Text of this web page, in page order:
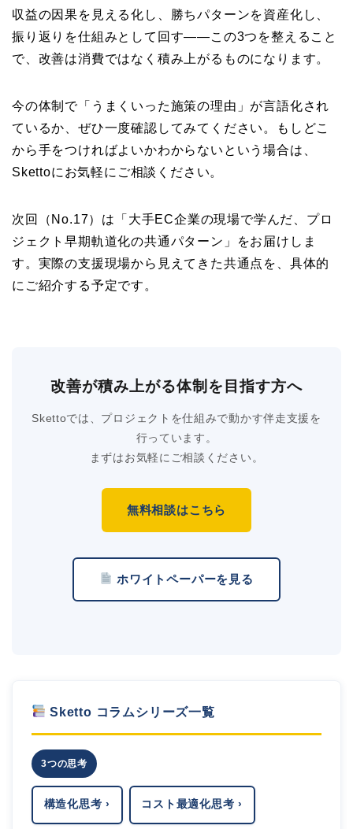
収益の因果を見える化し、勝ちパターンを資産化し、
振り返りを仕組みとして回す――この3つを整えること
で、改善は消費ではなく積み上がるものになります。
今の体制で「うまくいった施策の理由」が言語化され
ているか、ぜひ一度確認してみてください。もしどこ
から手をつければよいかわからないという場合は、
Skettoにお気軽にご相談ください。
次回（No.17）は「大手EC企業の現場で学んだ、プロ
ジェクト早期軌道化の共通パターン」をお届けしま
す。実際の支援現場から見えてきた共通点を、具体的
にご紹介する予定です。
改善が積み上がる体制を目指す方へ
Skettoでは、プロジェクトを仕組みで動かす伴走支援を
行っています。
まずはお気軽にご相談ください。
無料相談はこちら
ホワイトペーパーを見る
Sketto コラムシリーズ一覧
3つの思考
構造化思考 › コスト最適化思考 ›